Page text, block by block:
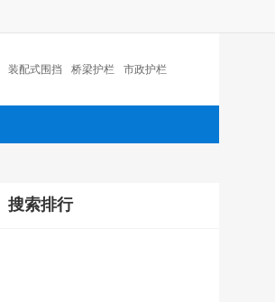
装配式围挡 桥梁护栏 市政护栏
搜索排行